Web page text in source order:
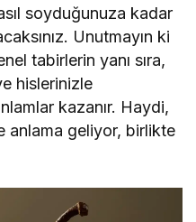
soyduğunuza kadar
Unutmayın ki
tabirlerin yanı sıra,
hislerinizle
kazanır. Haydi,
anlama geliyor, birlikte